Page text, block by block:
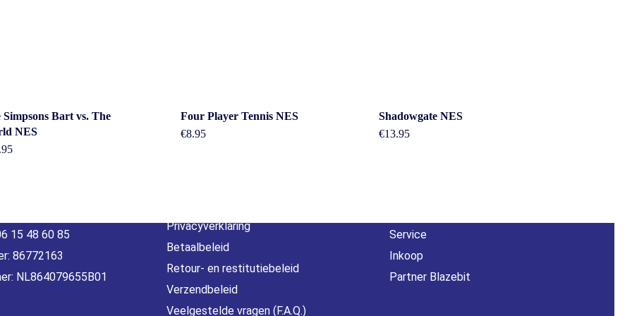
Simpsons Bart vs. The
NES
Four Player Tennis NES
€8.95
Shadowgate NES
€13.95
15 48 60 85
86772163
NL864079655B01
Beleid &
Privacyverklaring
Betaalbeleid
Retour- en restitutiebeleid
Verzendbeleid
Veelgestelde vragen (F.A.Q.)
Overig
Service
Inkoop
Partner Blazebit